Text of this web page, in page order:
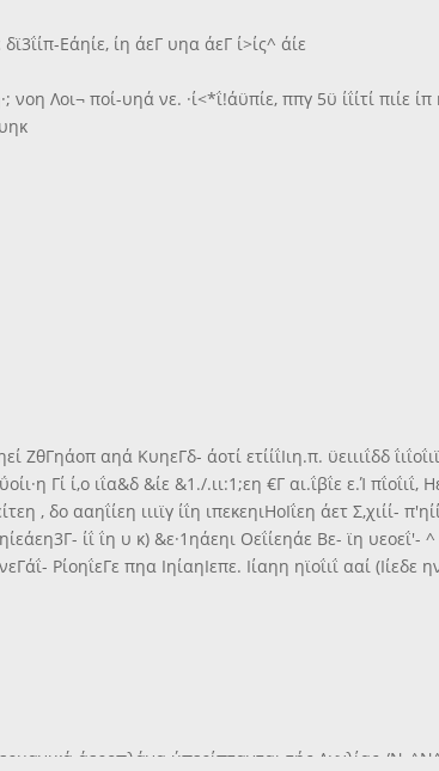
δϊ3ΐίπ-Εάηίε, ίη άεΓ υηα άεΓ ί>ίς^ άίε
νοη Λοι¬ ποί-υηά νε. ·ί<*ΐ!άϋπίε, ππγ 5ϋ ίΐίτί πιίε
αηά ΚυηεΓδ- άοτί ετίίΐΙιη.π. ϋειιιΐδδ
Γί ί,ο ιΐα&δ &ίε &1./.ιι:1;εη €Γ αι.ΐβΐε ε.Ί πΐοΐιΐ,
, δο ααηΐίεη ιιιϊγ ίΐη ιπεκεηιΗοΙΐεη άετ Σ,χιίί-
ίΐ ΐη υ κ) &ε·1ηάεηι Οεΐίεηάε Βε- ϊη υεοεΐ'-
ΡίοηΐεΓε πηα ΙηίαηΙεπε. Ιίαηη ηϊοΐιΐ ααί (Ιίεδε
Γερμανικά άεροπλάνα ύπερίπτανται τής Αγγλίας /